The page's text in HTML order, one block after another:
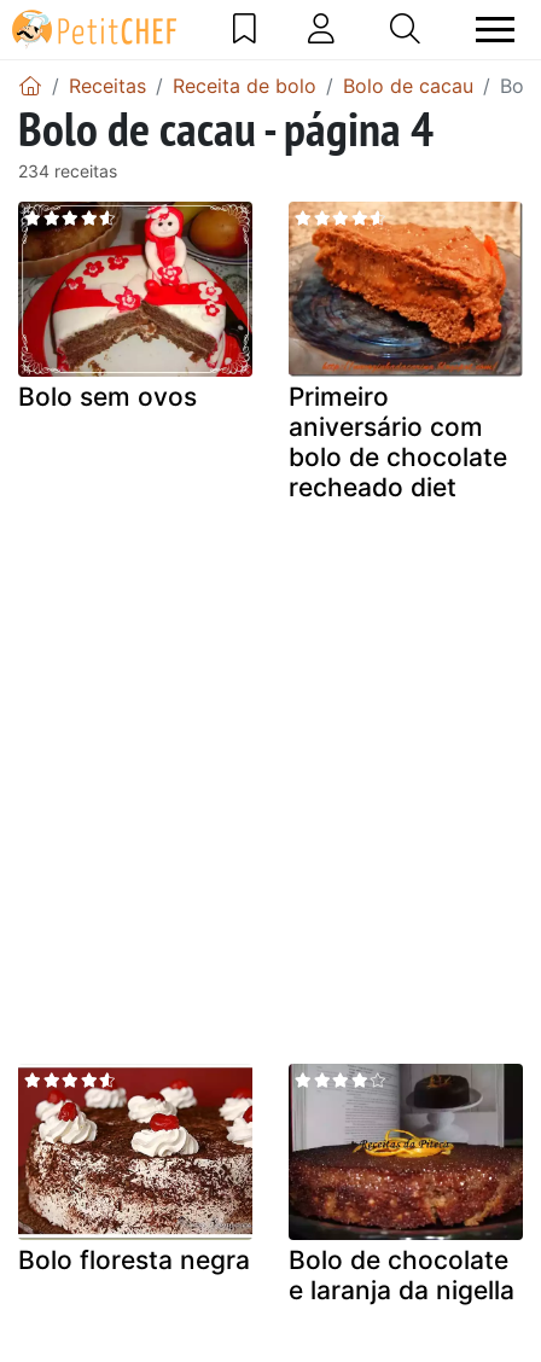
Receitas Receita de bolo Bolo de cacau
Bolo de cacau - página 4
234 receitas
Bolo sem ovos
Primeiro
aniversário com
bolo de chocolate
recheado diet
Bolo floresta negra
Bolo de chocolate
e laranja da nigella